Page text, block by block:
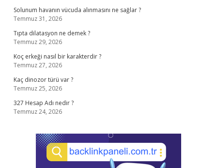
Solunum havanın vücuda alınmasını ne sağlar ?
Temmuz 31, 2026
Tıpta dilatasyon ne demek ?
Temmuz 29, 2026
Koç erkeği nasıl bir karakterdir ?
Temmuz 27, 2026
Kaç dinozor türü var ?
Temmuz 25, 2026
327 Hesap Adı nedir ?
Temmuz 24, 2026